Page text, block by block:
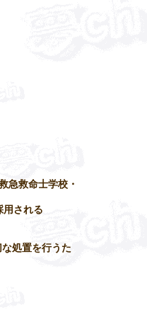
急救命士学校・
用される
処置を行うた